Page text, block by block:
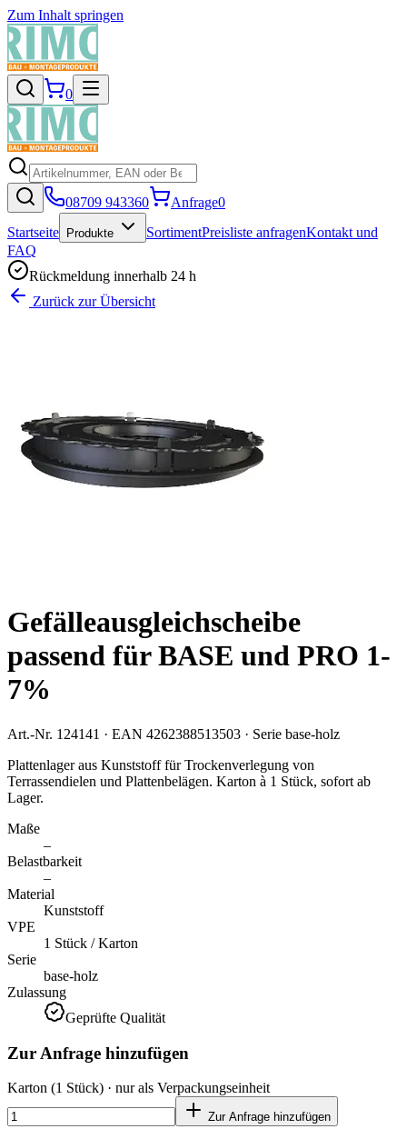
Zum Inhalt springen
0
08709 943360 Anfrage0
Startseite
Produkte SortimentPreisliste anfragenKontakt und
FAQ
Rückmeldung innerhalb 24 h
Zurück zur Übersicht
Gefälleausgleichscheibe
passend für BASE und PRO 1-
7%
Art.-Nr. 124141 · EAN 4262388513503 · Serie base-holz
Plattenlager aus Kunststoff für Trockenverlegung von
Terrassendielen und Plattenbelägen. Karton à 1 Stück, sofort ab
Lager.
Maße
–
Belastbarkeit
–
Material
Kunststoff
VPE
1 Stück / Karton
Serie
base-holz
Zulassung
Geprüfte Qualität
Zur Anfrage hinzufügen
Karton (1 Stück) · nur als Verpackungseinheit
Zur Anfrage hinzufügen